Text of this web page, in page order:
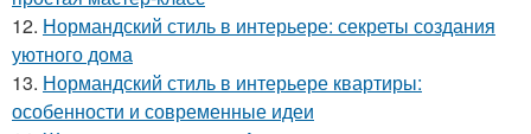
12. Нормандский стиль в интерьере: секреты создания
уютного дома
13. Нормандский стиль в интерьере квартиры:
особенности и современные идеи